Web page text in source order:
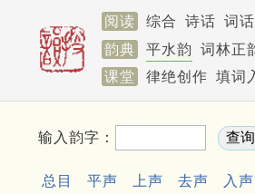
阅读 综合 诗话 词话
韵典
平水韵 词林正
课堂
律绝创作 填词
输入韵字：
总目 平声 上声 去声 入声